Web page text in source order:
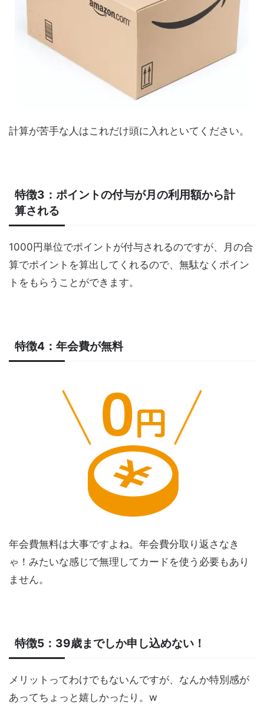
計算が苦手な人はこれだけ頭に入れといてください。
特徴3：ポイントの付与が月の利用額から計
算される
1000円単位でポイントが付与されるのですが、月の合
算でポイントを算出してくれるので、無駄なくポイン
トをもらうことができます。
特徴4：年会費が無料
年会費無料は大事ですよね。年会費分取り返さなき
ゃ！みたいな感じで無理してカードを使う必要もあり
ません。
特徴5：39歳までしか申し込めない！
メリットってわけでもないんですが、なんか特別感が
あってちょっと嬉しかったり。w